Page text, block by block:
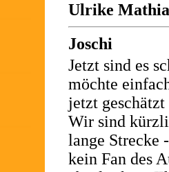
Ulrike
Joschi
Jetzt sind es
möchte
jetzt
Wir sind
lange Strecke
kein Fan des